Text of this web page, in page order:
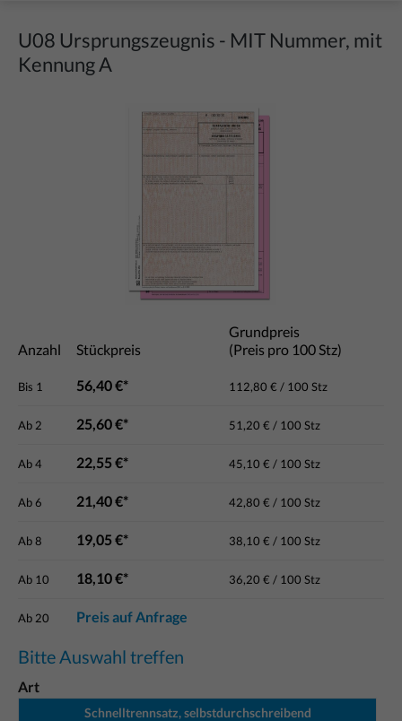
U08 Ursprungszeugnis - MIT Nummer, mit
Kennung A
Bildergalerie überspringen
Anzahl Stückpreis
Grundpreis
(Preis pro 100 Stz)
Bis 1 56,40 €* 112,80 € / 100 Stz
Ab 2 25,60 €* 51,20 € / 100 Stz
Ab4 22,55 €* 45,10 € / 100 Stz
Ab6 21,40 €* 42,80 € / 100 Stz
Ab8 19,05 €* 38,10 € / 100 Stz
Ab 10 18,10 €* 36,20 € / 100 Stz
Ab 20 Preis auf Anfrage
Bitte Auswahl treffen
Art
Schnelltrennsatz, selbstdurchschreibend